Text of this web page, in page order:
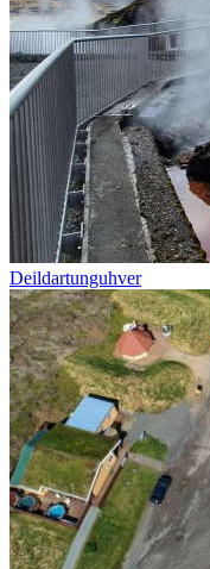
Deildartunguhver